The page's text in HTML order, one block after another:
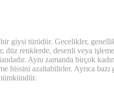
giysi türüdür. Gecelikler,
renklerde, desenli veya
Aynı zamanda birçok
hissini azaltabilirler. Ayrıca